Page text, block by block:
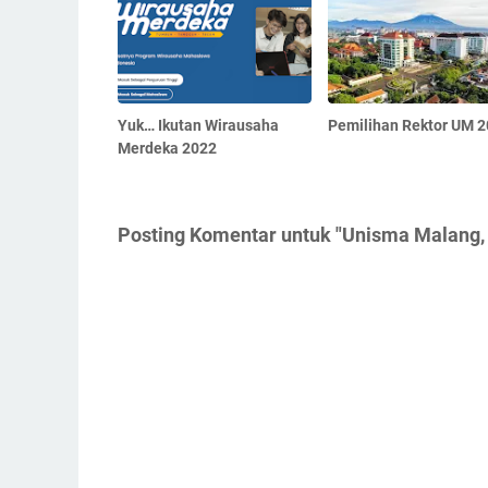
Yuk… Ikutan Wirausaha
Merdeka 2022
Pemilihan Rektor UM
Posting Komentar untuk "Unisma